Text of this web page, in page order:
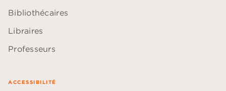
Bibliothécaires
Libraires
Professeurs
ACCESSIBILITÉ